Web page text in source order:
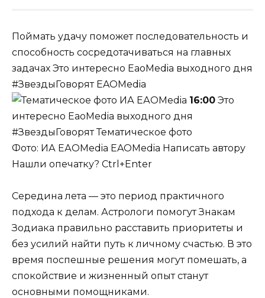
Поймать удачу поможет последовательность и
способность сосредотачиваться на главных
задачах Это интересно EaoMedia выходного дня
#ЗвездыГоворят EAOMedia
16:00 Это
интересно EaoMedia выходного дня
#ЗвездыГоворят Тематическое фото
Фото: ИА ЕАОMedia EAOMedia Написать автору
Нашли опечатку? Ctrl+Enter
Середина лета — это период практичного
подхода к делам. Астрологи помогут Знакам
Зодиака правильно расставить приоритеты и
без усилий найти путь к личному счастью. В это
время поспешные решения могут помешать, а
спокойствие и жизненный опыт станут
основными помощниками.